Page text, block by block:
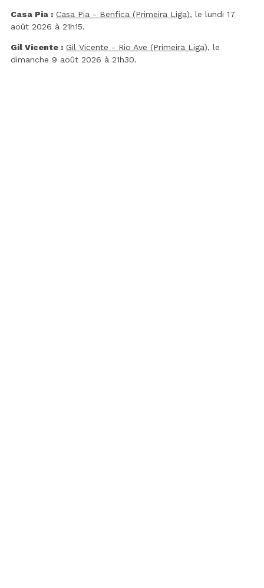
Casa Pia : Casa Pia - Benfica (Primeira Liga), le lundi 17
août 2026 à 21h15.
Gil Vicente : Gil Vicente - Rio Ave (Primeira Liga), le
dimanche 9 août 2026 à 21h30.